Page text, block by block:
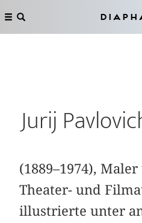
Jurij
(1889–1974),
Theater- und
illustrierte unter